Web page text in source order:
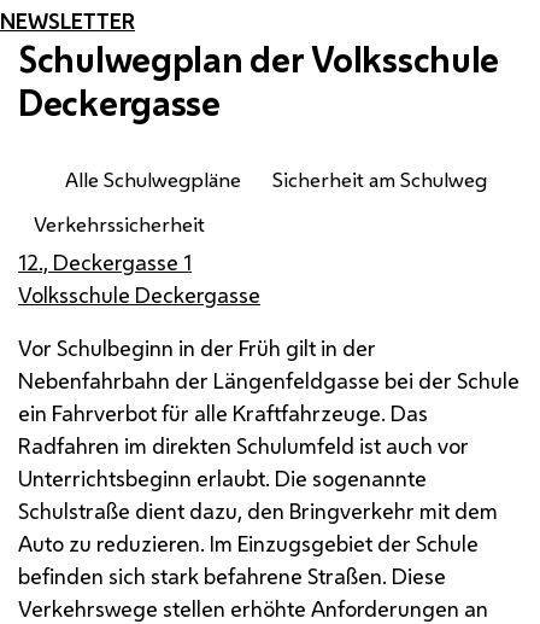
NEWSLETTER
Schulwegplan der Volksschule
Deckergasse
Alle Schulwegpläne
Sicherheit am Schulweg
Verkehrssicherheit
12., Deckergasse 1
Volksschule Deckergasse
Vor Schulbeginn in der Früh gilt in der
Nebenfahrbahn der Längenfeldgasse bei der Schule
ein Fahrverbot für alle Kraftfahrzeuge. Das
Radfahren im direkten Schulumfeld ist auch vor
Unterrichtsbeginn erlaubt. Die sogenannte
Schulstraße dient dazu, den Bringverkehr mit dem
Auto zu reduzieren. Im Einzugsgebiet der Schule
befinden sich stark befahrene Straßen. Diese
Verkehrswege stellen erhöhte Anforderungen an